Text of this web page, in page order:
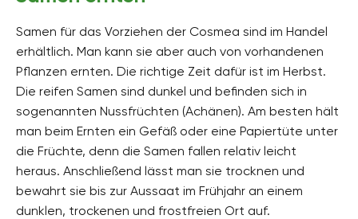
Samen für das Vorziehen der Cosmea sind im Handel
erhältlich. Man kann sie aber auch von vorhandenen
Pflanzen ernten. Die richtige Zeit dafür ist im Herbst.
Die reifen Samen sind dunkel und befinden sich in
sogenannten Nussfrüchten (Achänen). Am besten hält
man beim Ernten ein Gefäß oder eine Papiertüte unter
die Früchte, denn die Samen fallen relativ leicht
heraus. Anschließend lässt man sie trocknen und
bewahrt sie bis zur Aussaat im Frühjahr an einem
dunklen, trockenen und frostfreien Ort auf.